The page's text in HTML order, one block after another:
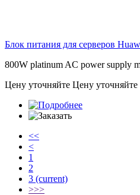
Блок питания для серверов
800W platinum AC power supply
Цену уточняйте Цену уточняйте
<<
<
1
2
3 (current)
>>>